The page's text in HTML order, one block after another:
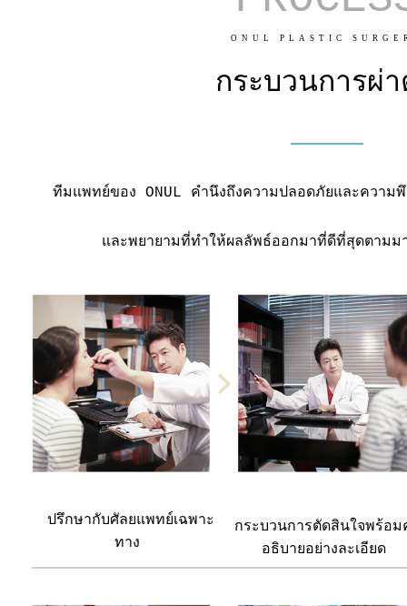
ONUL PLASTIC
กระบวนการผ่
ทีมแพทย์ของ ONUL คำนึงถึงความปลอดภัยและความ
และพยายามที่ทำให้ผลลัพธ์ออกมาที่ดีที่สุดตามม
ปรึกษากับศัลยแพทย์เฉพาะ
ทาง
กระบวนการตัดสินใจพร้อม
อธิบายอย่างละเอียด